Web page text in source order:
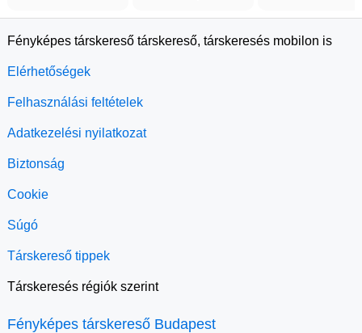
Fényképes társkereső társkereső, társkeresés mobilon is
Elérhetőségek
Felhasználási feltételek
Adatkezelési nyilatkozat
Biztonság
Cookie
Súgó
Társkereső tippek
Társkeresés régiók szerint
Fényképes társkereső Budapest